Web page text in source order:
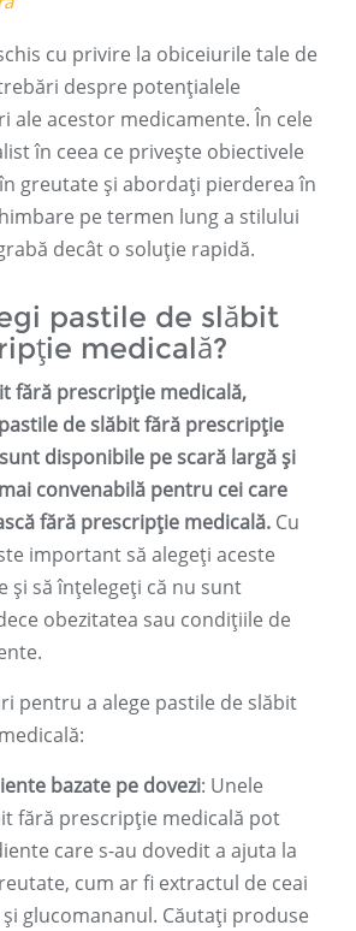
cu privire la obiceiurile tale de
despre potențialele
ale acestor medicamente. În cele
în ceea ce privește obiectivele
greutate și abordați pierderea în
pe termen lung a stilului
decât o soluție rapidă.
pastile de slăbit
medicală?
fără prescripție medicală,
de slăbit fără prescripție
disponibile pe scară largă și
convenabilă pentru cei care
fără prescripție medicală. Cu
important să alegeți aceste
și să înțelegeți că nu sunt
obezitatea sau condițiile de
pentru a alege pastile de slăbit
bazate pe dovezi: Unele
fără prescripție medicală pot
care s-au dovedit a ajuta la
cum ar fi extractul de ceai
glucomananul. Căutați produse